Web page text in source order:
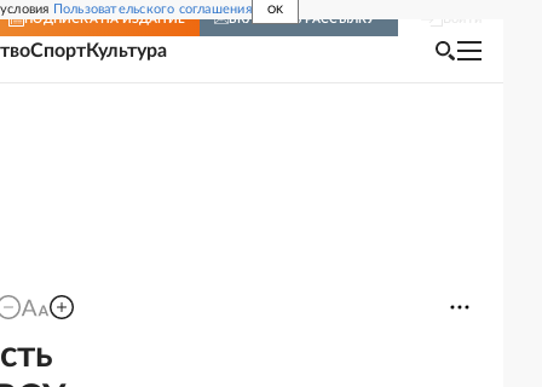
Пользовательского соглашения OK
ПОДПИСКА НА ИЗДАНИЕ ВКЛЮЧИТЬ РАССЫЛКУ
СпортКультура